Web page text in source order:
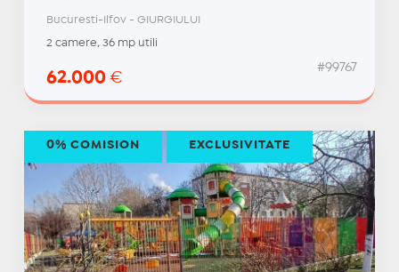
Bucuresti-Ilfov - GIURGIULUI
2 camere, 36 mp utili
62.000 €
#99767
0% COMISION EXCLUSIVITATE